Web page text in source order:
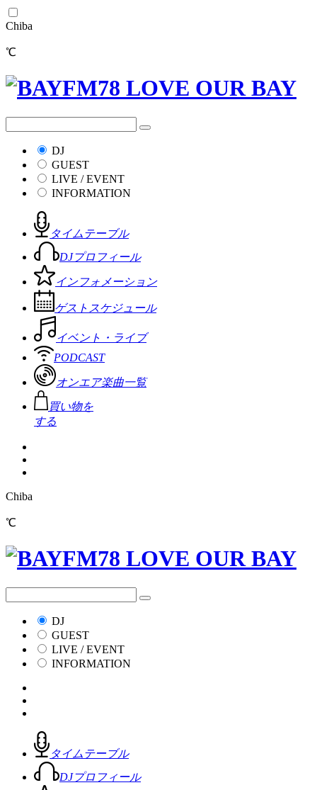
Chiba
℃
DJ
GUEST
LIVE / EVENT
INFORMATION
タイムテーブル
DJプロフィール
インフォメーション
ゲストスケジュール
イベント・ライブ
PODCAST
オンエア楽曲一覧
買い物を
する
Chiba
℃
DJ
GUEST
LIVE / EVENT
INFORMATION
タイムテーブル
DJプロフィール